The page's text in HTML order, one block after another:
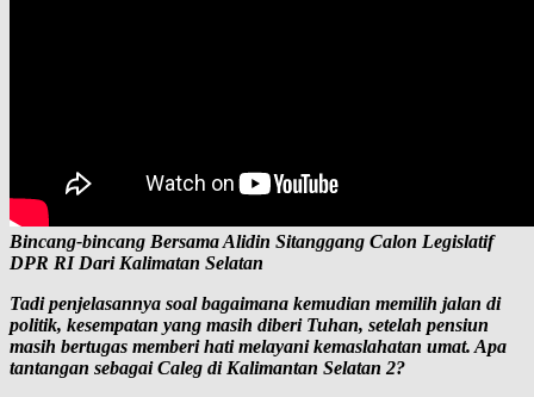
Bincang-bincang Bersama Alidin Sitanggang Calon Legislatif
DPR RI Dari Kalimatan Selatan
Tadi penjelasannya soal bagaimana kemudian memilih jalan di
politik, kesempatan yang masih diberi Tuhan, setelah pensiun
masih bertugas memberi hati melayani kemaslahatan umat. Apa
tantangan sebagai Caleg di Kalimantan Selatan 2?